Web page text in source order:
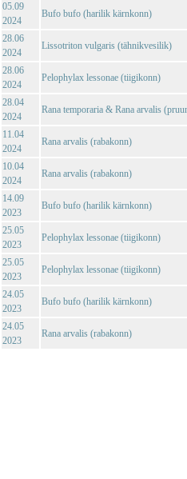
05.09
2024
Bufo bufo (harilik kärnkonn)
28.06
2024
Lissotriton vulgaris (tähnikvesilik)
28.06
2024
Pelophylax lessonae (tiigikonn)
28.04
2024
Rana temporaria & Rana arvalis
11.04
2024
Rana arvalis (rabakonn)
10.04
2024
Rana arvalis (rabakonn)
14.09
2023
Bufo bufo (harilik kärnkonn)
25.05
2023
Pelophylax lessonae (tiigikonn)
25.05
2023
Pelophylax lessonae (tiigikonn)
24.05
2023
Bufo bufo (harilik kärnkonn)
24.05
2023
Rana arvalis (rabakonn)